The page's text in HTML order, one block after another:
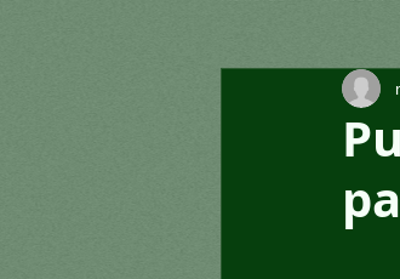
Arte y cultura